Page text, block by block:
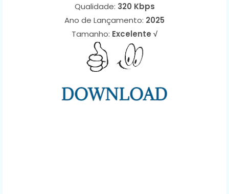
Qualidade: 320 Kbps
Ano de Lançamento: 2025
Tamanho: Excelente √